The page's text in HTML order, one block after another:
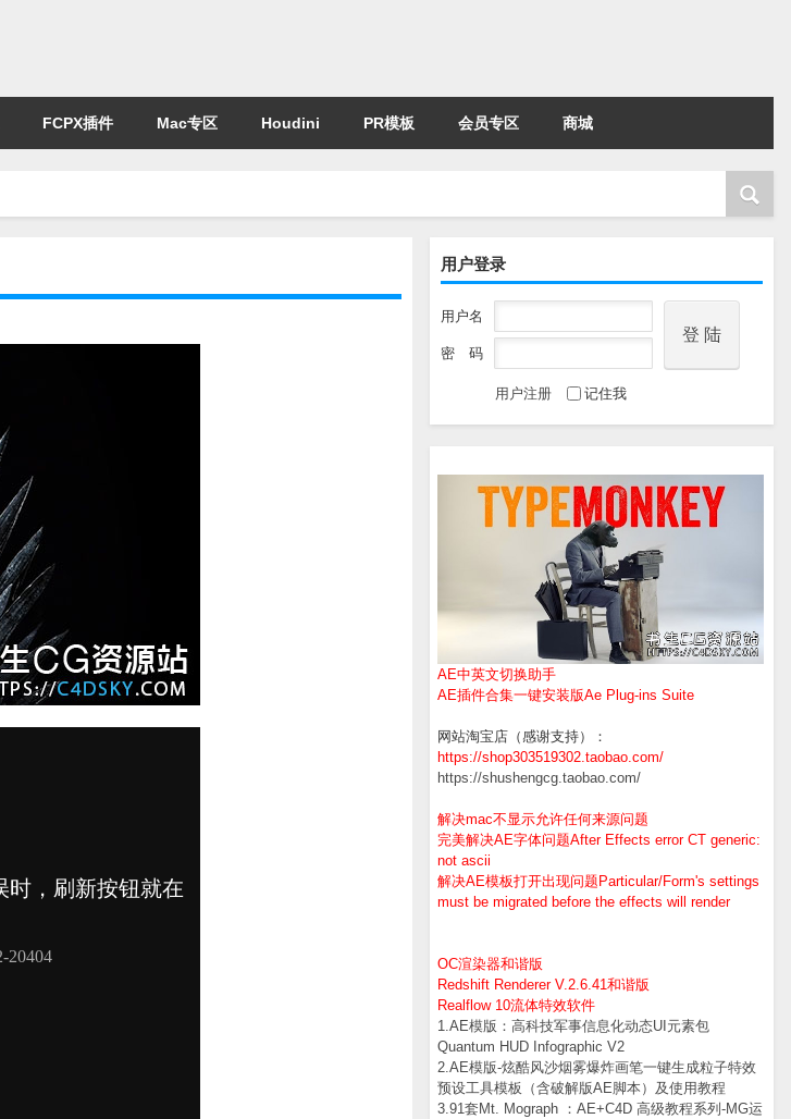
FCPX插件 Mac专区 Houdini PR模板 会员专区 商城
用户登录
用户名
密 码
用户注册 记住我
AE中英文切换助手
AE插件合集一键安装版Ae Plug-ins Suite
网站淘宝店（感谢支持）：
https://shop303519302.taobao.com/
https://shushengcg.taobao.com/
解决mac不显示允许任何来源问题
完美解决AE字体问题After Effects error CT generic:
not ascii
解决AE模板打开出现问题Particular/Form's settings
must be migrated before the effects will render
OC渲染器和谐版
Redshift Renderer V.2.6.41和谐版
Realflow 10流体特效软件
1.AE模版：高科技军事信息化动态UI元素包
Quantum HUD Infographic V2
2.AE模版-炫酷风沙烟雾爆炸画笔一键生成粒子特效
预设工具模板（含破解版AE脚本）及使用教程
3.91套Mt. Mograph ：AE+C4D 高级教程系列-MG运